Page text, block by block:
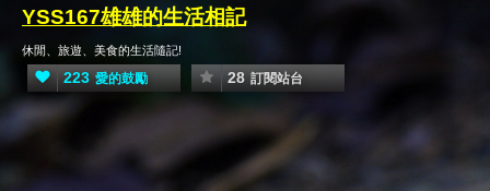
YSS167雄雄的生活相記
休閒、旅遊、美食的生活隨記!
223 愛的鼓勵 28 訂閱站台